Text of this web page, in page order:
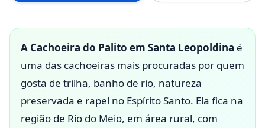
A Cachoeira do Palito em Santa Leopoldina é
uma das cachoeiras mais procuradas por quem
gosta de trilha, banho de rio, natureza
preservada e rapel no Espírito Santo. Ela fica na
região de Rio do Meio, em área rural, com